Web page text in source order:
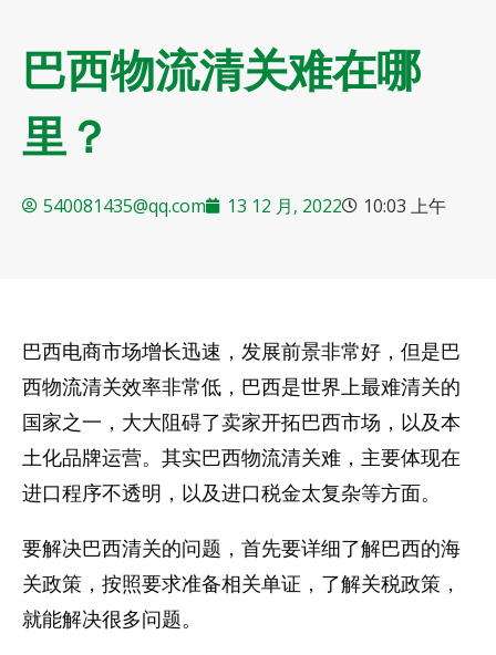
巴西物流清关难在哪
里？
540081435@qq.com 13 12 月, 2022 10:03 上午
巴西电商市场增长迅速，发展前景非常好，但是巴
西物流清关效率非常低，巴西是世界上最难清关的
国家之一，大大阻碍了卖家开拓巴西市场，以及本
土化品牌运营。其实巴西物流清关难，主要体现在
进口程序不透明，以及进口税金太复杂等方面。
要解决巴西清关的问题，首先要详细了解巴西的海
关政策，按照要求准备相关单证，了解关税政策，
就能解决很多问题。